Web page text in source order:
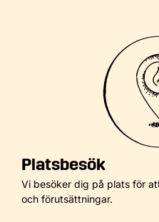
Platsbesök
Vi besöker dig på plats för
och förutsättningar.